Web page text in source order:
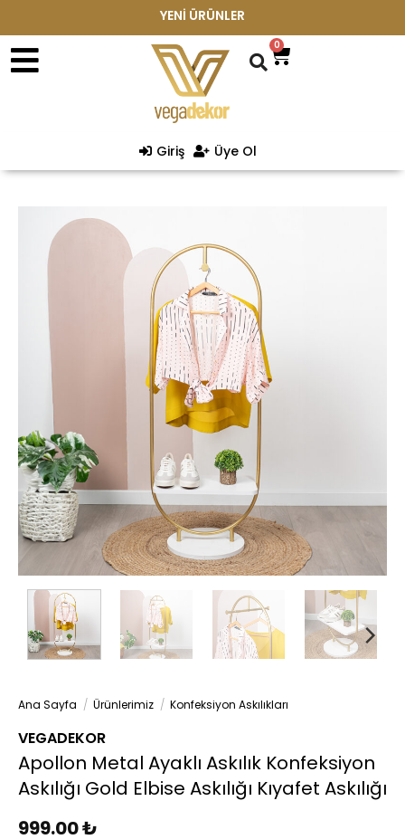
YENİ ÜRÜNLER
0
Giriş Üye Ol
Ana Sayfa / Ürünlerimiz / Konfeksiyon Askılıkları
VEGADEKOR
Apollon Metal Ayaklı Askılık Konfeksiyon
Askılığı Gold Elbise Askılığı Kıyafet Askılığı
999.00₺